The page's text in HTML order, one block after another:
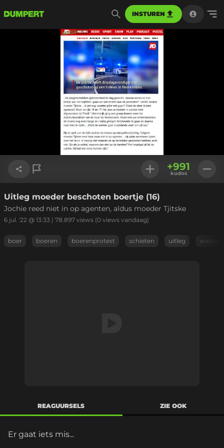
INSTUREN
Link kopiëren
+991
kudos
Uitleg moeder beschoten boertje (16)
Jochie reed niet in op agenten, aldus moeder Tjitske
6 jul. '22 @ 13:33 | 78.897 views (0 views vandaag)
boer boeren boerenprotest schieten uitleg wapen
REAGUURSELS ZIE OOK
Er gaat iets mis...